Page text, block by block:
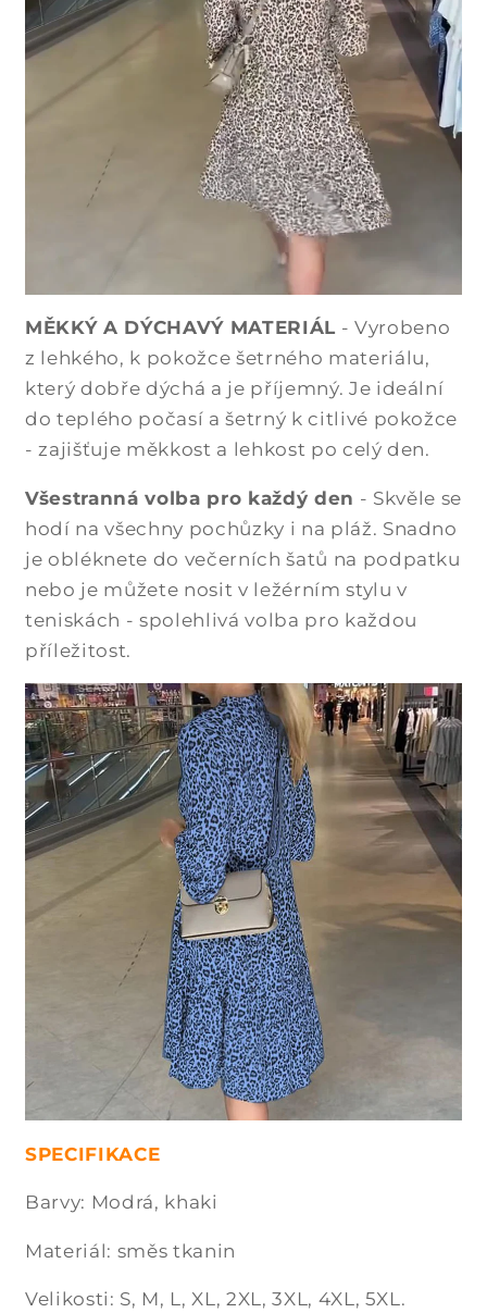
MĚKKÝ A DÝCHAVÝ MATERIÁL - Vyrobeno
z lehkého, k pokožce šetrného materiálu,
který dobře dýchá a je příjemný. Je ideální
do teplého počasí a šetrný k citlivé pokožce
- zajišťuje měkkost a lehkost po celý den.
Všestranná volba pro každý den - Skvěle se
hodí na všechny pochůzky i na pláž. Snadno
je obléknete do večerních šatů na podpatku
nebo je můžete nosit v ležérním stylu v
teniskách - spolehlivá volba pro každou
příležitost.
SPECIFIKACE
Barvy: Modrá, khaki
Materiál: směs tkanin
Velikosti: S, M, L, XL, 2XL, 3XL, 4XL, 5XL.